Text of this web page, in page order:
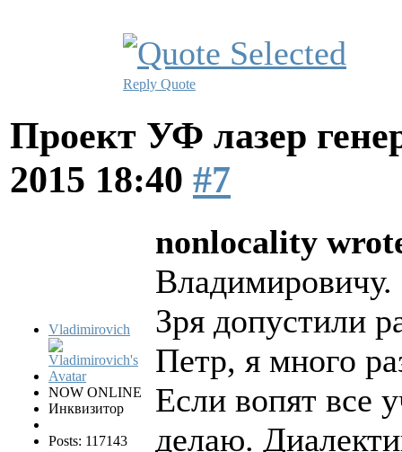
Reply Quote
Проект УФ лазер
2015 18:40 #7
Vladimirovich
NOW ONLINE
Инквизитор
Posts: 117143
nonlocality
Владимировичу.
Зря допустили
Петр, я много
Если вопят все
делаю.